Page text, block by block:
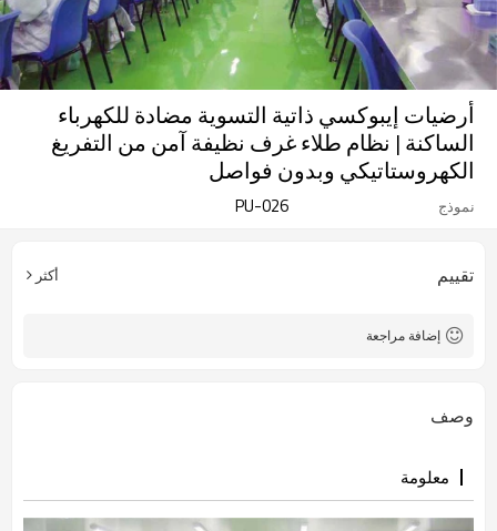
أرضيات إيبوكسي ذاتية التسوية مضادة للكهرباء
الساكنة | نظام طلاء غرف نظيفة آمن من التفريغ
الكهروستاتيكي وبدون فواصل
نموذج PU-026
تقييم أكثر
إضافة مراجعة
وصف
معلومة